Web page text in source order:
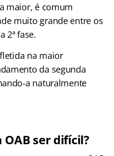
maior, é comum
muito grande entre os
2ª fase.
na maior
da segunda
a naturalmente
ser difícil?